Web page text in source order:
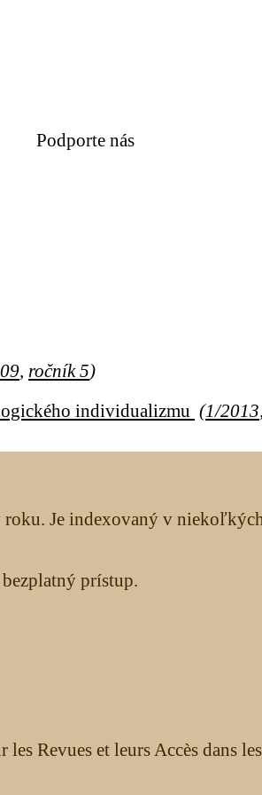
Podporte nás
, ročník 5)
individualizmu (1/2013,
roku. Je indexovaný v niekoľkých
prístup.
Revues et leurs Accès dans